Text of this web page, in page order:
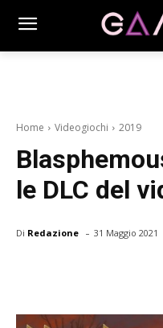
Home Videogiochi 2019
le DLC del
Di Redazione - 31 Maggio 2021